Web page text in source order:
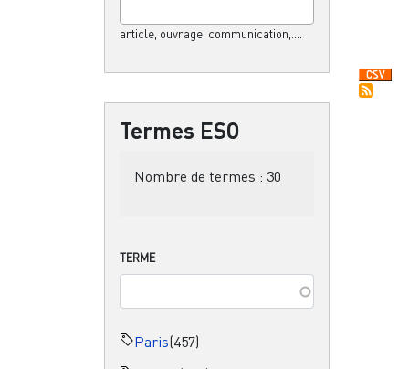
article, ouvrage, communication,....
Termes ESO
Nombre de termes : 30
TERME
Paris(457)